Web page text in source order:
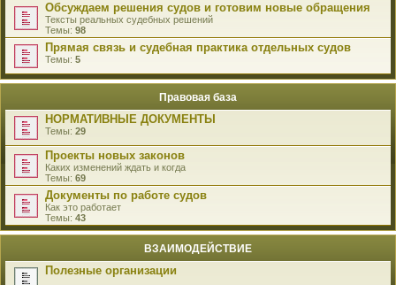
Обсуждаем решения судов и готовим новые обращения
Тексты реальных судебных решений
Темы: 98
Прямая связь и судебная практика отдельных судов
Темы: 5
Правовая база
НОРМАТИВНЫЕ ДОКУМЕНТЫ
Темы: 29
Проекты новых законов
Каких изменений ждать и когда
Темы: 69
Документы по работе судов
Как это работает
Темы: 43
ВЗАИМОДЕЙСТВИЕ
Полезные организации